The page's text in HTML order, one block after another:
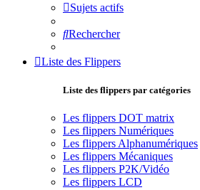
Sujets actifs
Rechercher
Liste des Flippers
Liste des flippers par catégories
Les flippers DOT matrix
Les flippers Numériques
Les flippers Alphanumériques
Les flippers Mécaniques
Les flippers P2K/Vidéo
Les flippers LCD